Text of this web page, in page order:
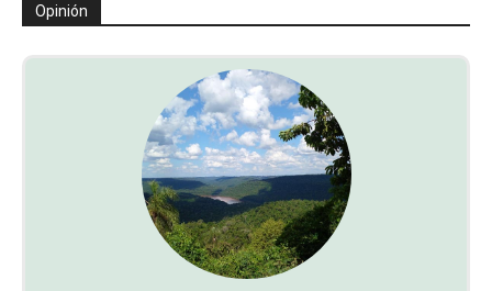
Opinión